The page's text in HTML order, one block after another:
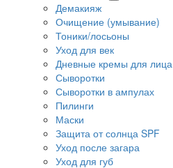
Демакияж
Очищение (умывание)
Тоники/лосьоны
Уход для век
Дневные кремы для лица
Сыворотки
Сыворотки в ампулах
Пилинги
Маски
Защита от солнца SPF
Уход после загара
Уход для губ